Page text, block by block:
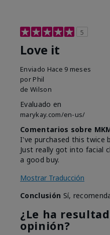
5
Love it
Enviado Hace 9 meses
por Phil
de Wilson
Evaluado en
marykay.com/en-us/
Comentarios sobre
I've purchased this twice
Just really got into facial
a good buy.
Mostrar Traducción
Conclusión Sí,
¿Le ha
opinión?